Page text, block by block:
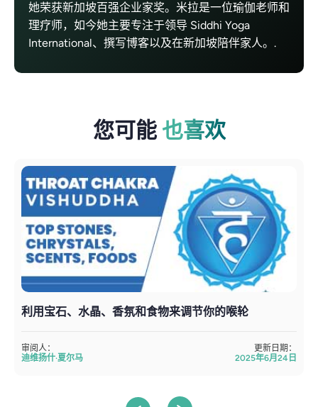
她荣获新加坡百强企业家奖。米拉是一位瑜伽老师和
理疗师，如今她主要专注于领导 Siddhi Yoga
International、撰写博客以及在新加坡陪伴家人。.
您可能 也喜欢
利用宝石、水晶、香氛和食物来调节你的喉轮
审阅人：
迪维扬什·夏尔马
更新日期：
2025年6月24日